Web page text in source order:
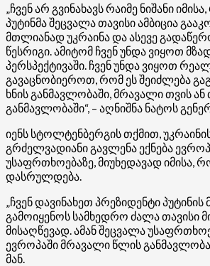
„ჩვენ არ გვინახავს რაიმე ნიშანი
პუტინმა შეცვალა თავისი ამბიცია
მთლიანად უკრაინა და ასევე
წესრიგი. ამიტომ ჩვენ უნდა ვიყოთ
პერსპექტივაში. ჩვენ უნდა ვიყოთ
გავაცნობიეროთ, რომ ეს შეიძლება
ხნის განმავლობაში, მრავალი თვის
განმავლობაში“, – აღნიშნა ნატოს
იენს სტოლტენბერგის თქმით,
გრძელვადიანი გავლენა ექნება
უსაფრთხოებაზე, მიუხედავად იმისა,
დასრულდება.
„ჩვენ დავინახეთ პრეზიდენტი
გამოიყენოს სამხედრო ძალა თავისი
მისაღწევად. ამან შეცვალა
ევროპაში მრავალი წლის
მან.